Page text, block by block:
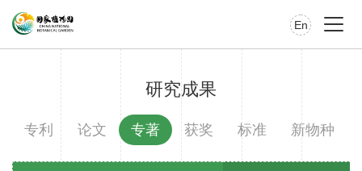
En
研究成果
专利 论文 专著 获奖 标准 新物种